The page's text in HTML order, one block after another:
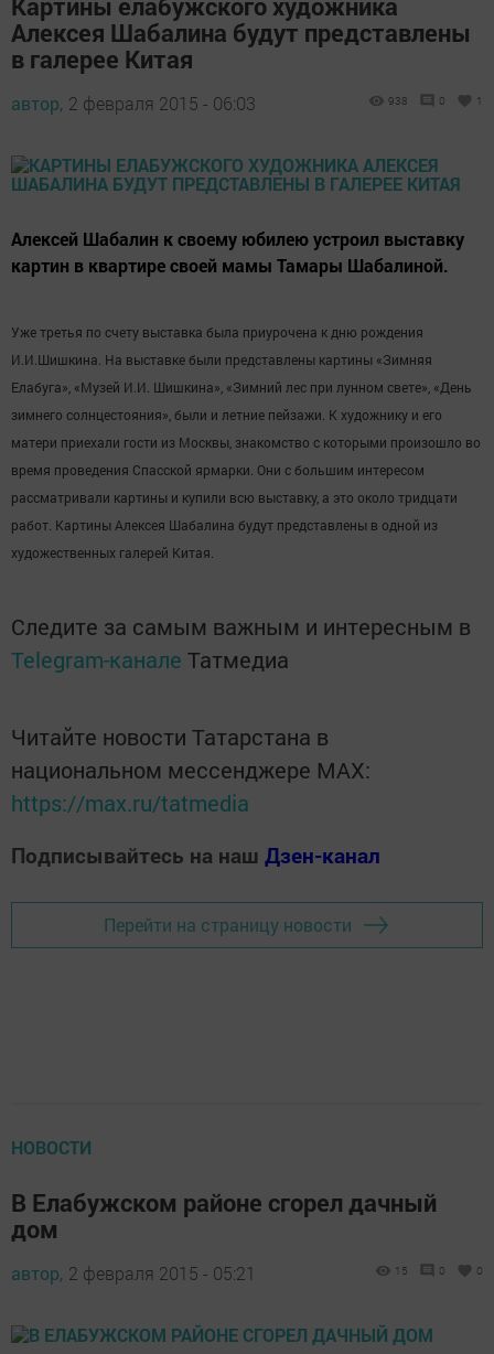
Алексея Шабалина будут представлены
в галерее Китая
автор, 2 февраля 2015 - 06:03 938 0 1
Алексей Шабалин к своему юбилею устроил выставку
картин в квартире своей мамы Тамары Шабалиной.
Уже третья по счету выставка была приурочена к дню рождения
И.И.Шишкина. На выставке были представлены картины «Зимняя
Елабуга», «Музей И.И. Шишкина», «Зимний лес при лунном свете», «День
зимнего солнцестояния», были и летние пейзажи. К художнику и его
матери приехали гости из Москвы, знакомство с которыми произошло во
время проведения Спасской ярмарки. Они с большим интересом
рассматривали картины и купили всю выставку, а это около тридцати
работ. Картины Алексея Шабалина будут представлены в одной из
художественных галерей Китая.
Следите за самым важным и интересным в
Telegram-канале Татмедиа
Читайте новости Татарстана в
национальном мессенджере MАХ:
https://max.ru/tatmedia
Подписывайтесь на наш Дзен-канал
Перейти на страницу новости
НОВОСТИ
В Елабужском районе сгорел дачный
дом
автор, 2 февраля 2015 - 05:21 15 0 0